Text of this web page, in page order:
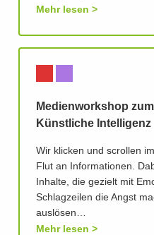
Mehr lesen
Medienworkshop
Künstliche Intelligenz
Wir klicken und scrollen
Flut an Informationen.
Inhalte, die gezielt mit
Schlagzeilen die Angst
auslösen…
Mehr lesen